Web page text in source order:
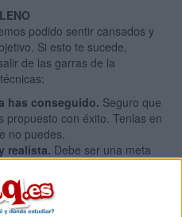
podido sentir cansados y
Si esto te sucede,
de las garras de la
has conseguido. Seguro que
propuesto con éxito. Tenlas en
no puedes.
realista. Debe ser una meta
puedas conseguir. Si está
fácil, te desmotivará.
. Si divides la meta en
te resultará más fácil y te